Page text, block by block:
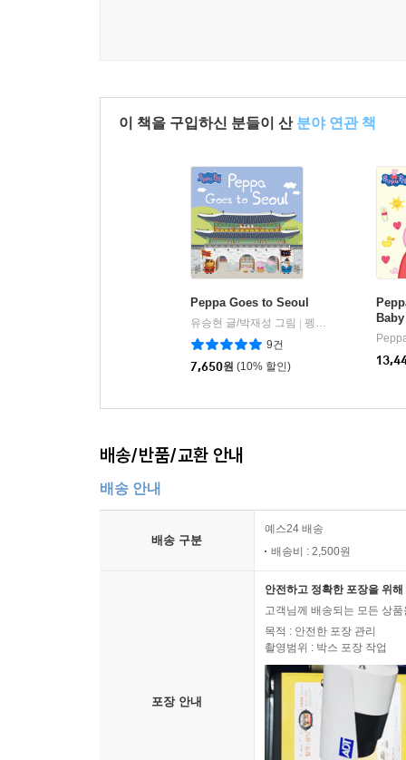
이 책을 구입하신 분들이 산 분야 연관 책
Peppa Goes to Seoul
유승현 글/박재성 그림
펭귄랜덤하우스코리아
9건
7,650원 (10% 할인)
배송/반품/교환 안내
배송 안내
배송 구분
예스24 배송
배송비 : 2,500원
포장 안내
안전하고 정확한 포장을 위
고객님께 배송되는 모든 상
목적 : 안전한 포장 관리
촬영범위 : 박스 포장 작업